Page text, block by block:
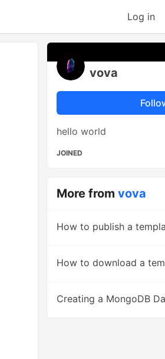
Log in
vova
hello world
JOINED
More fromvova
How to publish a
How to download a
Creating a MongoDB